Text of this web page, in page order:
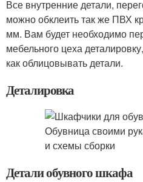
Все внутренние детали,
можно обклеить так же ПВХ
мм. Вам будет необходимо
мебельного цеха
как облицовывать детали.
Деталировка
Детали обувного шкафа